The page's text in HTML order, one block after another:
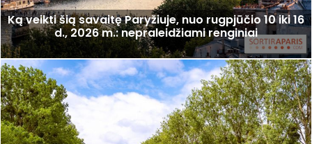
Ką veikti šią savaitę Paryžiuje, nuo rugpjūčio 10 iki 16
d., 2026 m.: nepraleidžiami renginiai